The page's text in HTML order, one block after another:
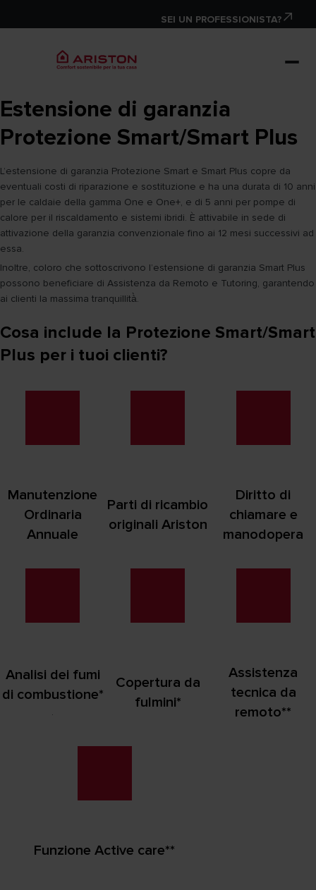
SEI UN PROFESSIONISTA?
Estensione di garanzia
Protezione Smart/Smart Plus
L’estensione di garanzia Protezione Smart e Smart Plus copre da
eventuali costi di riparazione e sostituzione e ha una durata di 10 anni
per le caldaie della gamma One e One+, e di 5 anni per pompe di
calore per il riscaldamento e sistemi ibridi. È attivabile in sede di
attivazione della garanzia convenzionale fino ai 12 mesi successivi ad
essa.
Inoltre, coloro che sottoscrivono l’estensione di garanzia Smart Plus
possono beneficiare di Assistenza da Remoto e Tutoring, garantendo
ai clienti la massima tranquillità̀.
Cosa include la Protezione Smart/Smart
Plus per i tuoi clienti?
Manutenzione
Ordinaria
Annuale
Parti di ricambio
originali Ariston
Diritto di
chiamare e
manodopera
Analisi dei fumi
di combustione*
.
Copertura da
fulmini*
Assistenza
tecnica da
remoto**
Funzione Active care**